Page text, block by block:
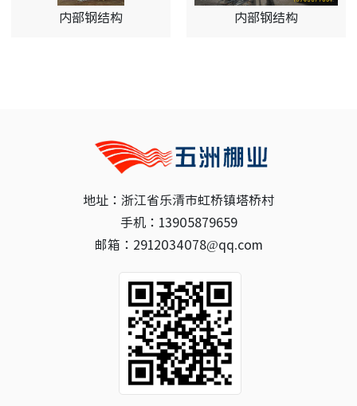
内部钢结构 内部钢结构
地址：浙江省乐清市虹桥镇塔桥村
手机：13905879659
邮箱：2912034078@qq.com